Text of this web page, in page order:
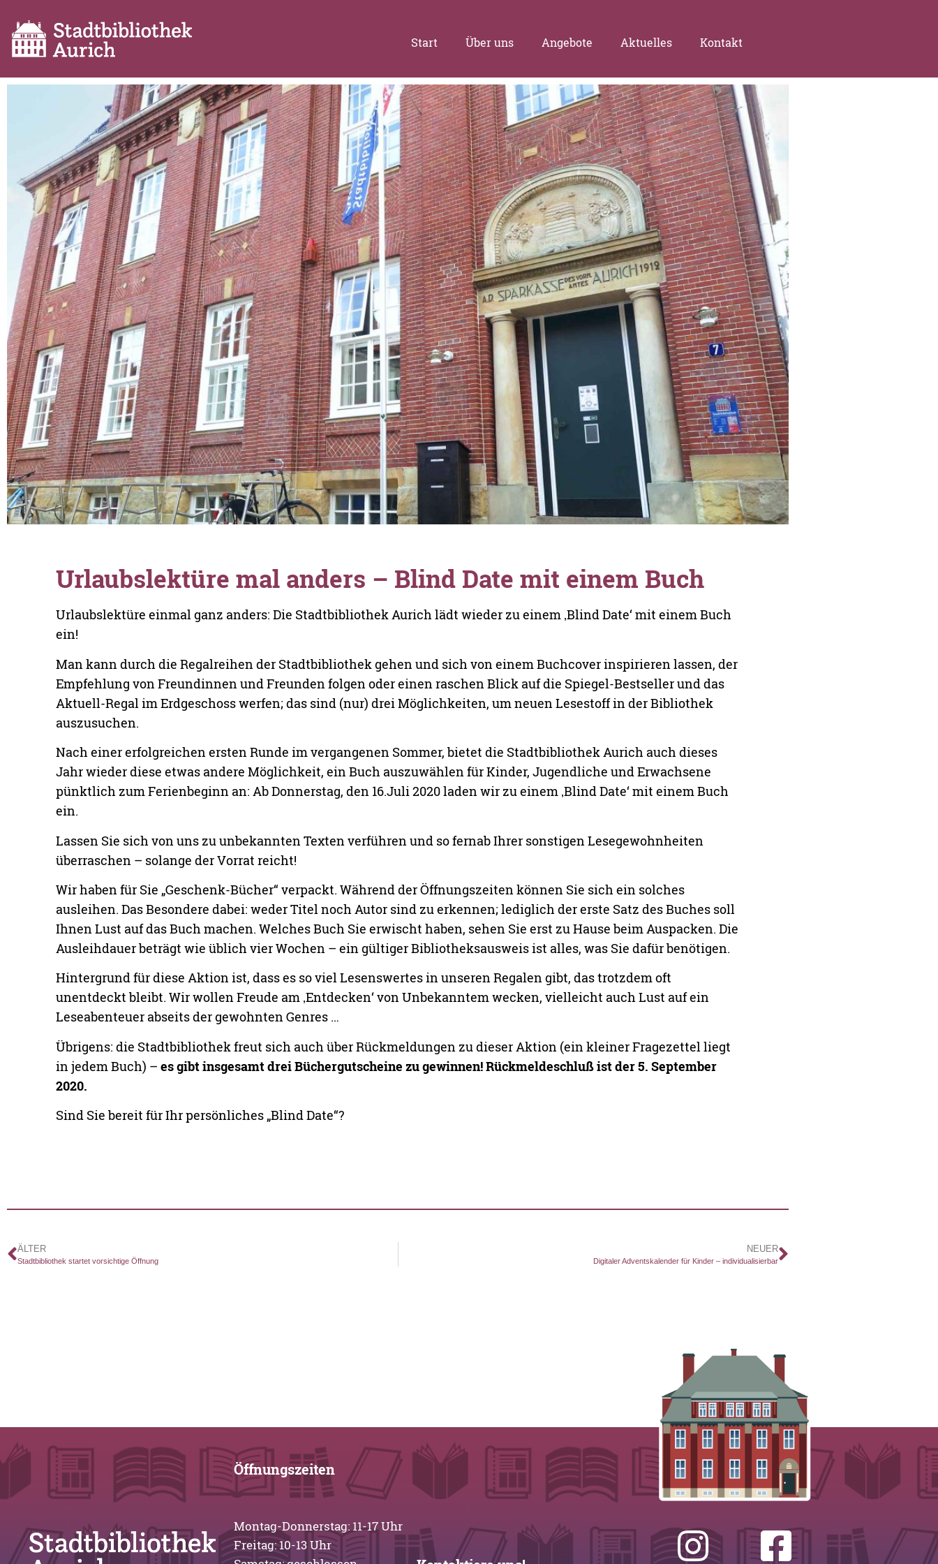
Start Über uns Angebote Aktuelles Kontakt
Urlaubslektüre mal anders – Blind Date mit einem Buch
Urlaubslektüre einmal ganz anders: Die Stadtbibliothek Aurich lädt wieder zu einem ‚Blind Date‘ mit einem Buch
ein!
Man kann durch die Regalreihen der Stadtbibliothek gehen und sich von einem Buchcover inspirieren lassen, der
Empfehlung von Freundinnen und Freunden folgen oder einen raschen Blick auf die Spiegel-Bestseller und das
Aktuell-Regal im Erdgeschoss werfen; das sind (nur) drei Möglichkeiten, um neuen Lesestoff in der Bibliothek
auszusuchen.
Nach einer erfolgreichen ersten Runde im vergangenen Sommer, bietet die Stadtbibliothek Aurich auch dieses
Jahr wieder diese etwas andere Möglichkeit, ein Buch auszuwählen für Kinder, Jugendliche und Erwachsene
pünktlich zum Ferienbeginn an: Ab Donnerstag, den 16.Juli 2020 laden wir zu einem ‚Blind Date‘ mit einem Buch
ein.
Lassen Sie sich von uns zu unbekannten Texten verführen und so fernab Ihrer sonstigen Lesegewohnheiten
überraschen – solange der Vorrat reicht!
Wir haben für Sie „Geschenk-Bücher“ verpackt. Während der Öffnungszeiten können Sie sich ein solches
ausleihen. Das Besondere dabei: weder Titel noch Autor sind zu erkennen; lediglich der erste Satz des Buches soll
Ihnen Lust auf das Buch machen. Welches Buch Sie erwischt haben, sehen Sie erst zu Hause beim Auspacken. Die
Ausleihdauer beträgt wie üblich vier Wochen – ein gültiger Bibliotheksausweis ist alles, was Sie dafür benötigen.
Hintergrund für diese Aktion ist, dass es so viel Lesenswertes in unseren Regalen gibt, das trotzdem oft
unentdeckt bleibt. Wir wollen Freude am ‚Entdecken‘ von Unbekanntem wecken, vielleicht auch Lust auf ein
Leseabenteuer abseits der gewohnten Genres …
Übrigens: die Stadtbibliothek freut sich auch über Rückmeldungen zu dieser Aktion (ein kleiner Fragezettel liegt
in jedem Buch) – es gibt insgesamt drei Büchergutscheine zu gewinnen! Rückmeldeschluß ist der 5. September
2020.
Sind Sie bereit für Ihr persönliches „Blind Date“?
ÄLTER
Stadtbibliothek startet vorsichtige Öffnung
NEUER
Digitaler Adventskalender für Kinder – individualisierbar
Öffnungszeiten
Montag-Donnerstag: 11-17 Uhr
Freitag: 10-13 Uhr